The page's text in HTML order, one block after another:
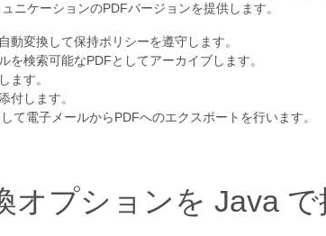
ニケーションのPDFバージョンを提供します。
動変換して保持ポリシーを遵守します。
検索可能なPDFとしてアーカイブします。
ます。
付します。
電子メールからPDFへのエクスポートを行います。
オプションを Java で